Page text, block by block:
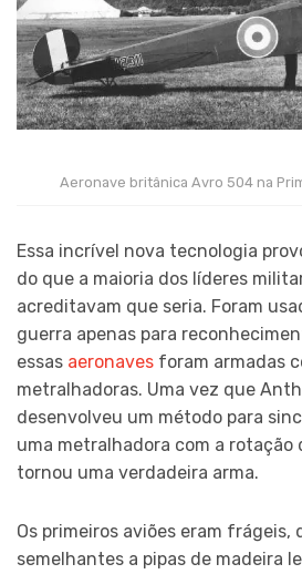
Aeronave britânica Avro 504 na
Essa incrível nova tecnologia
do que a maioria dos líderes
acreditavam que seria. Foram
guerra apenas para
essas aeronaves foram armadas
metralhadoras. Uma vez que
desenvolveu um método para
uma metralhadora com a rotação
tornou uma verdadeira arma.
Os primeiros aviões eram frágeis,
semelhantes a pipas de madeira